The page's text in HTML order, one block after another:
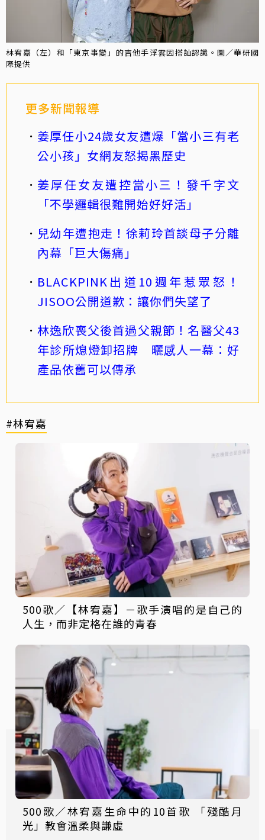
林宥嘉（左）和「東京事變」的吉他手浮雲因搭訕認識。圖／華研國
際提供
更多新聞報導
姜厚任小24歲女友遭爆「當小三有老
公小孩」女網友怒揭黑歷史
姜厚任女友遭控當小三！發千字文
「不學邏輯很難開始好好活」
兒幼年遭抱走！徐莉玲首談母子分離
內幕「巨大傷痛」
BLACKPINK出道10週年惹眾怒！
JISOO公開道歉：讓你們失望了
林逸欣喪父後首過父親節！名醫父43
年診所熄燈卸招牌 曬感人一幕：好
產品依舊可以傳承
#林宥嘉
500歌／【林宥嘉】－歌手演唱的是自己的
人生，而非定格在誰的青春
500歌／林宥嘉生命中的10首歌 「殘酷月
光」教會溫柔與謙虛